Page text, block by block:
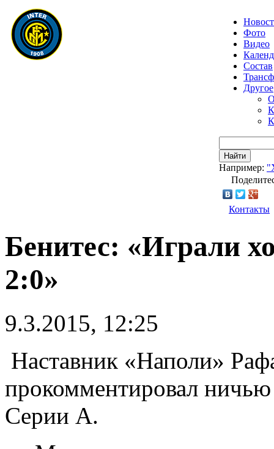
Фото
Видео
Состав
Другое
Найти
Например:
Контакты
Бенитес: «Играли
2:0»
9.3.2015, 12:25
Наставник «Наполи»
прокомментировал
Серии А.